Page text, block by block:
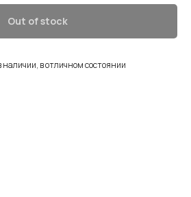
Out of stock
в отличном состоянии